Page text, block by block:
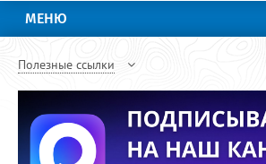
МЕНЮ
Полезные ссылки